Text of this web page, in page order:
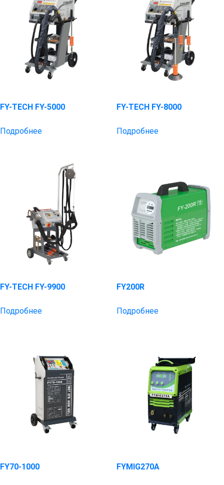
FY-TECH FY-5000
Подробнее
FY-TECH FY-8000
Подробнее
FY-TECH FY-9900
Подробнее
FY200R
Подробнее
FY70-1000 FYMIG270A